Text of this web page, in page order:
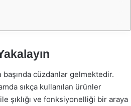
cüzdanlar gelmektedir.
sıkça kullanılan ürünler
şıklığı ve fonksiyonelliği bir araya